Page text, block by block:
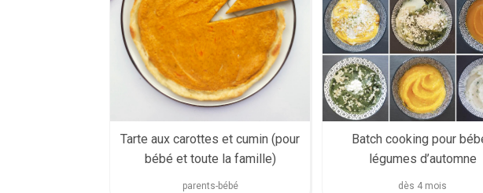
Tarte aux carottes et cumin (pour
bébé et toute la famille)
parents-bébé
Batch cooking pour
légumes d’automne
dès 4 mois